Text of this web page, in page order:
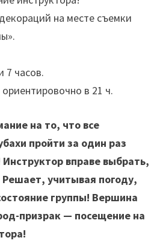
на месте съемки
7 часов.
в 21 ч.
на то, что все
пройти за один раз
вправе выбрать,
учитывая погоду,
группы! Вершина
призрак — посещение на